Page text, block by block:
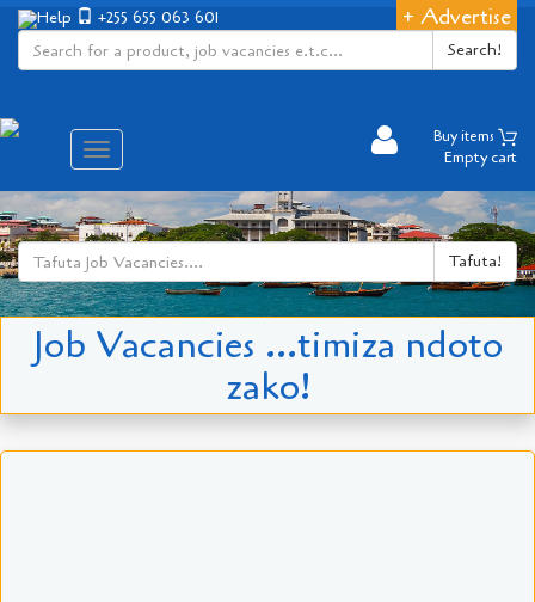
+ Advertise
Help
+255 655 063 601
Search!
Aina
ya
matembezi
Buy items
Empty cart
Tafuta!
Job Vacancies ...timiza ndoto
zako!